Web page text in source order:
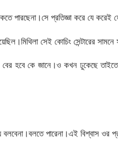
পারছেনা।সে প্রতিজ্ঞা করে যে
সেই কোচিং সেন্টারের
হবে কে জানে।ও কখন ঢুকেছে
পারেনা।এই বিশ্বাস ওর